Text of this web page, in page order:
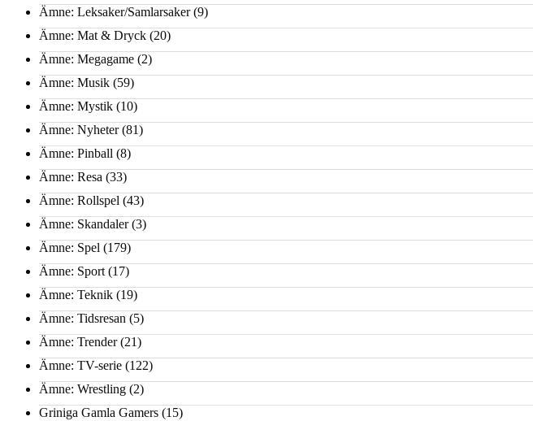
Ämne: Leksaker/Samlarsaker(9)
Ämne: Mat & Dryck (20)
Ämne: Megagame (2)
Ämne: Musik (59)
Ämne: Mystik (10)
Ämne: Nyheter(81)
Ämne: Pinball (8)
Ämne: Resa (33)
Ämne: Rollspel (43)
Ämne: Skandaler(3)
Ämne: Spel (179)
Ämne: Sport (17)
Ämne: Teknik (19)
Ämne: Tidsresan (5)
Ämne: Trender(21)
Ämne: TV-serie (122)
Ämne: Wrestling (2)
Griniga Gamla Gamers (15)